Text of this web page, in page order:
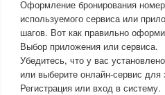
Оформление бронирования
используемого сервиса или
шагов. Вот как правильно
Выбор приложения или сервиса.
Убедитесь, что у вас
или выберите онлайн-сервис для
Регистрация или вход в систему.